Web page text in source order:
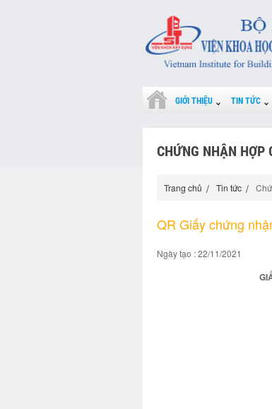
GIỚI THIỆU TIN TỨC
CHỨNG NHẬN HỢP
Trang chủ Tin tức
QR Giấy chứng
Ngày tạo : 22/11/2021